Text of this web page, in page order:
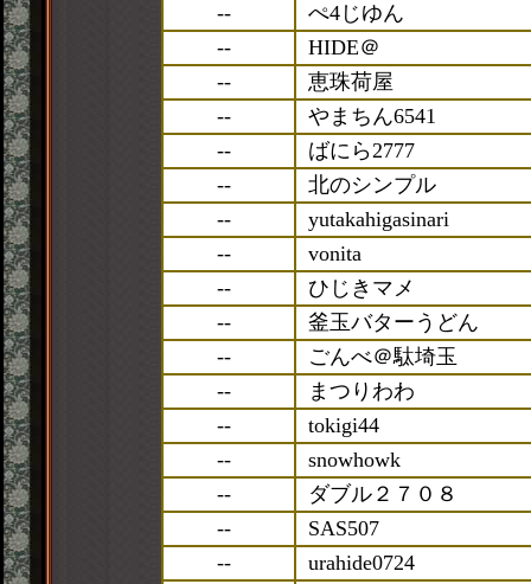
--
ぺ4じゆん
--
HIDE＠
--
恵珠荷屋
--
やまちん6541
--
ばにら2777
--
北のシンプル
--
yutakahigasinari
--
vonita
--
ひじきマメ
--
釜玉バターうどん
--
ごんべ＠駄埼玉
--
まつりわわ
--
tokigi44
--
snowhowk
--
ダブル２７０８
--
SAS507
--
urahide0724